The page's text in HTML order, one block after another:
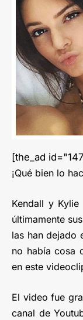
[the_ad
¡Qué bien lo
Kendall y
últimamente
las han dejado
no había cosa
en este
El video fue
canal de